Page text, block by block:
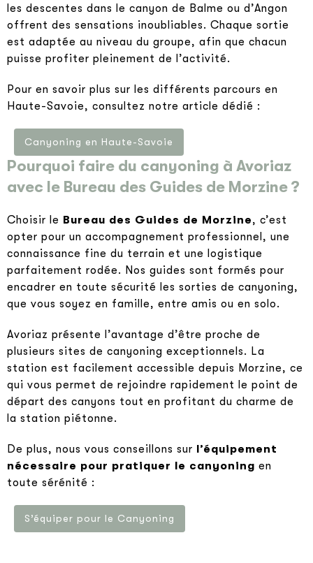
les descentes dans le canyon de Balme ou d’Angon
offrent des sensations inoubliables. Chaque sortie
est adaptée au niveau du groupe, afin que chacun
puisse profiter pleinement de l’activité.
Pour en savoir plus sur les différents parcours en
Haute-Savoie, consultez notre article dédié :
Canyoning en Haute-Savoie
Pourquoi faire du canyoning à Avoriaz
avec le Bureau des Guides de Morzine ?
Choisir le Bureau des Guides de Morzine, c’est
opter pour un accompagnement professionnel, une
connaissance fine du terrain et une logistique
parfaitement rodée. Nos guides sont formés pour
encadrer en toute sécurité les sorties de canyoning,
que vous soyez en famille, entre amis ou en solo.
Avoriaz présente l’avantage d’être proche de
plusieurs sites de canyoning exceptionnels. La
station est facilement accessible depuis Morzine, ce
qui vous permet de rejoindre rapidement le point de
départ des canyons tout en profitant du charme de
la station piétonne.
De plus, nous vous conseillons sur l’équipement
nécessaire pour pratiquer le canyoning en
toute sérénité :
S’équiper pour le Canyoning